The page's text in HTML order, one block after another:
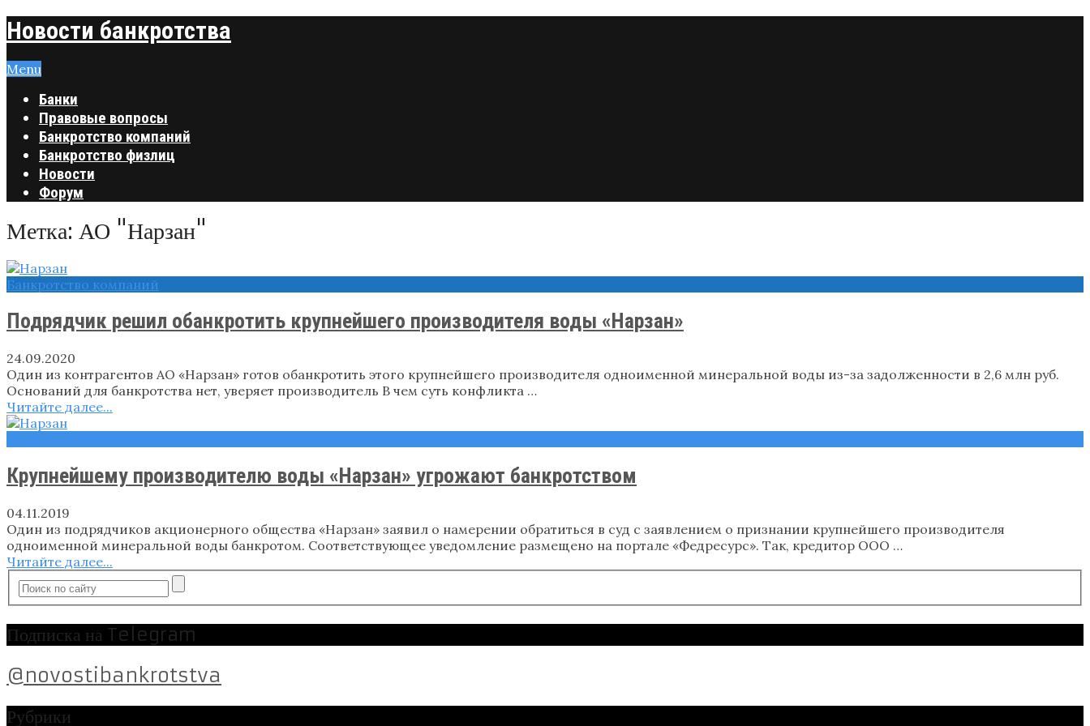
Новости банкротства
Menu
Банки
Правовые вопросы
Банкротство компаний
Банкротство физлиц
Новости
Форум
Метка: АО "Нарзан"
Банкротство компаний
Подрядчик решил обанкротить крупнейшего производителя воды «Нарзан»
24.09.2020
Один из контрагентов АО «Нарзан» готов обанкротить этого крупнейшего производителя одноименной минеральной воды из-за задолженности в 2,6 млн руб.
Оснований для банкротства нет, уверяет производитель В чем суть конфликта …
Читайте далее...
Крупнейшему производителю воды «Нарзан» угрожают банкротством
04.11.2019
Один из подрядчиков акционерного общества «Нарзан» заявил о намерении обратиться в суд с заявлением о признании крупнейшего производителя
одноименной минеральной воды банкротом. Соответствующее уведомление размещено на портале «Федресурс». Так, кредитор ООО …
Читайте далее...
Подписка на Telegram
@novostibankrotstva
Рубрики